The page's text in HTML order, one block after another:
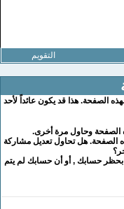
التقويم
الصفحة. هذا قد يكون عائداً لأحد
الصفحة وحاول مرة أخرى.
الصفحة. هل تحاول تعديل مشاركة
بحظر حسابك , أو أن حسابك لم يتم